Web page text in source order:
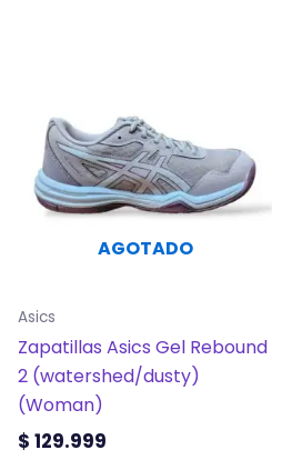
AGOTADO
Asics
Zapatillas Asics Gel Rebound
2 (watershed/dusty)
(Woman)
$ 129.999
múltiples
variantes.
Las
opciones
elegir
en
la
página
de
producto